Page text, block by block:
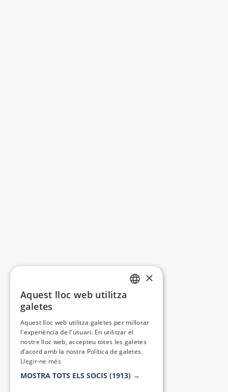
×
Aquest lloc web utilitza
galetes
Aquest lloc web utilitza galetes per millorar
l'experiència de l'usuari. En utilitzar el
nostre lloc web, accepteu totes les galetes
d’acord amb la nostra Política de galetes.
Llegir-ne més
MOSTRA TOTS ELS SOCIS (1913) →